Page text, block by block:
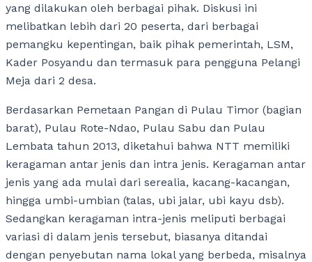
yang dilakukan oleh berbagai pihak. Diskusi ini
melibatkan lebih dari 20 peserta, dari berbagai
pemangku kepentingan, baik pihak pemerintah, LSM,
Kader Posyandu dan termasuk para pengguna Pelangi
Meja dari 2 desa.
Berdasarkan Pemetaan Pangan di Pulau Timor (bagian
barat), Pulau Rote-Ndao, Pulau Sabu dan Pulau
Lembata tahun 2013, diketahui bahwa NTT memiliki
keragaman antar jenis dan intra jenis. Keragaman antar
jenis yang ada mulai dari serealia, kacang-kacangan,
hingga umbi-umbian (talas, ubi jalar, ubi kayu dsb).
Sedangkan keragaman intra-jenis meliputi berbagai
variasi di dalam jenis tersebut, biasanya ditandai
dengan penyebutan nama lokal yang berbeda, misalnya